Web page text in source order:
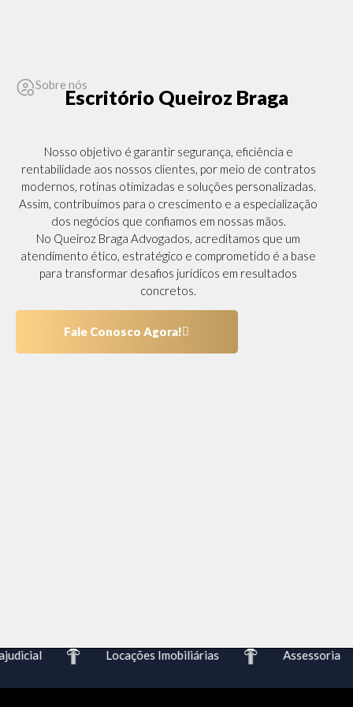
Sobre nós
Escritório Queiroz Braga
Nosso objetivo é garantir segurança, eficiência e
rentabilidade aos nossos clientes, por meio de contratos
modernos, rotinas otimizadas e soluções personalizadas.
Assim, contribuímos para o crescimento e a especialização
dos negócios que confiamos em nossas mãos.
No Queiroz Braga Advogados, acreditamos que um
atendimento ético, estratégico e comprometido é a base
para transformar desafios jurídicos em resultados
concretos.
Fale Conosco Agora!
Locações Imobiliárias Assessoria